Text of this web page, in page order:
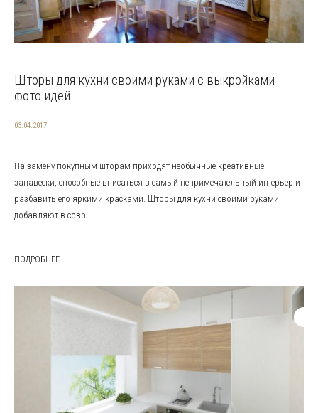
Шторы для кухни своими руками с выкройками —
фото идей
03.04.2017
На замену покупным шторам приходят необычные креативные
занавески, способные вписаться в самый непримечательный интерьер и
разбавить его яркими красками. Шторы для кухни своими руками
добавляют в совр...
ПОДРОБНЕЕ